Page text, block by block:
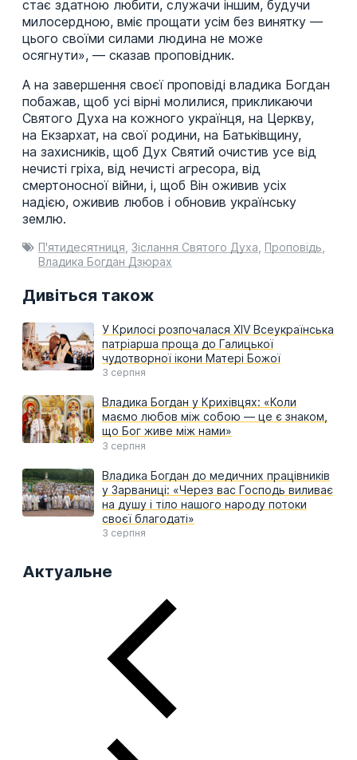
стає здатною любити, служачи іншим, будучи
милосердною, вміє прощати усім без винятку —
цього своїми силами людина не може
осягнути», — сказав проповідник.
А на завершення своєї проповіді владика Богдан
побажав, щоб усі вірні молилися, прикликаючи
Святого Духа на кожного українця, на Церкву,
на Екзархат, на свої родини, на Батьківщину,
на захисників, щоб Дух Святий очистив усе від
нечисті гріха, від нечисті агресора, від
смертоносної війни, і, щоб Він оживив усіх
надією, оживив любов і обновив українську
землю.
П'ятидесятниця Зіслання Святого Духа Проповідь
Владика Богдан Дзюрах
Дивіться також
3 серпня
У Крилосі розпочалася XIV Всеукраїнська
патріарша проща до Галицької
чудотворної ікони Матері Божої
3 серпня
Владика Богдан у Крихівцях: «Коли
маємо любов між собою — це є знаком,
що Бог живе між нами»
3 серпня
Владика Богдан до медичних працівників
у Зарваниці: «Через вас Господь виливає
на душу і тіло нашого народу потоки
своєї благодаті»
Актуальне